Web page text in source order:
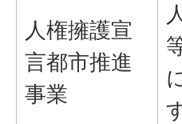
人権擁護宣
言都市推進
事業